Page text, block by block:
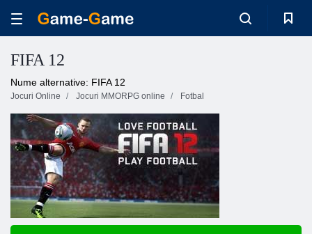
FIFA 12
Nume alternative: FIFA 12
Jocuri Online Jocuri MMORPG online Fotbal